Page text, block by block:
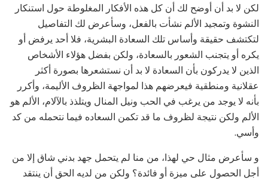
لكن لا بد أن أوضح لك أن كل هذه الأفكار المغلوطة حول استنكار
النشوة وتمجيد الألم نشأت بالفعل، وسأعرض لك التفاصيل
لتكتشف حقيقة وأساس تلك السعادة البشرية، فلا أحد يرفض أو
يكره أو يتجنب الشعور بالسعادة، ولكن بفضل هؤلاء الأشخاص
الذين لا يدركون بأن السعادة لا بد أن نستشعرها بصورة أكثر
عقلانية ومنطقية فيعرضهم هذا لمواجهة الظروف الأليمة، وأكرر
بأنه لا يوجد من يرغب في الحب ونيل المنال ويتلذذ بالآلام، الألم هو
الألم ولكن نتيجة لظروف ما قد تكمن السعاده فيما نتحمله من كد
وأسي.
و سأعرض مثال حي لهذا، من منا لم يتحمل جهد بدني شاق إلا من
أجل الحصول على ميزة أو فائدة؟ ولكن من لديه الحق أن ينتقد